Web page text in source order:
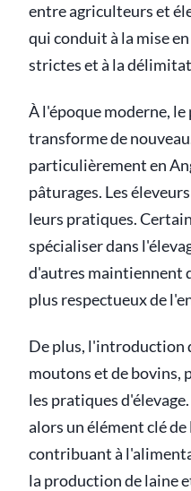
entre agriculteurs et
qui conduit à la mise
strictes et à la
À l'époque moderne,
transforme de
particulièrement en
pâturages. Les
leurs pratiques.
spécialiser dans
d'autres maintiennent
plus respectueux de
De plus, l'introduction
moutons et de bovins,
les pratiques
alors un élément clé
contribuant à
la production de laine